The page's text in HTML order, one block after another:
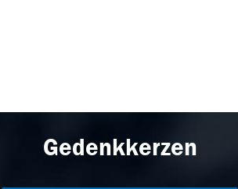
Gedenkkerzen